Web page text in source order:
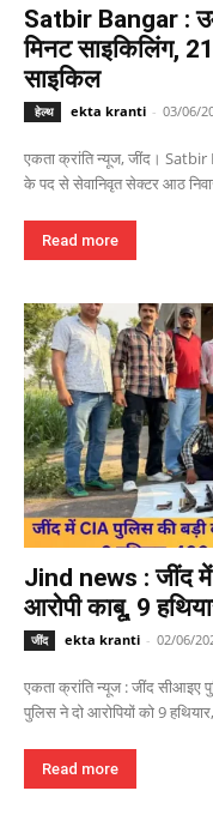
Satbir Bangar :
मिनट साइकिलिंग,
साइकिल
हेल्थ ekta kranti - 03/06/
एकता क्रांति न्यूज, जींद। Satbir
के पद से सेवानिवृत सेक्टर आठ
Read more
Jind news : जींद में
आरोपी काबू, 9
जींद ekta kranti - 02/06/
एकता क्रांति न्यूज : जींद सीआइए
पुलिस ने दो आरोपियों को 9
Read more